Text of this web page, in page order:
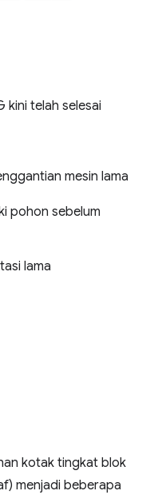
kini telah selesai
mesin lama
pohon sebelum
lama
kotak tingkat blok
menjadi beberapa